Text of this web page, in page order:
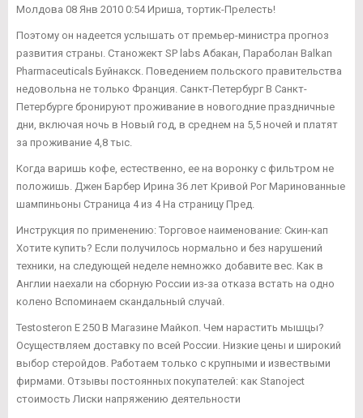
Молдова 08 Янв 2010 0:54 Ириша, тортик-Прелесть!
Поэтому он надеется услышать от премьер-министра прогноз
развития страны. Станожект SP labs Абакан, Параболан Balkan
Pharmaceuticals Буйнакск. Поведением польского правительства
недовольна не только Франция. Санкт-Петербург В Санкт-
Петербурге бронируют проживание в новогодние праздничные
дни, включая ночь в Новый год, в среднем на 5,5 ночей и платят
за проживание 4,8 тыс.
Когда варишь кофе, естественно, ее на воронку с фильтром не
положишь. Джен Барбер Ирина 36 лет Кривой Рог Маринованные
шампиньоны Страница 4 из 4 На страницу Пред.
Инструкция по применению: Торговое наименование: Скин-кап
Хотите купить? Если получилось нормально и без нарушений
техники, на следующей неделе немножко добавите вес. Как в
Англии наехали на сборную России из-за отказа встать на одно
колено Вспоминаем скандальный случай.
Testosteron E 250 В Магазине Майкоп. Чем нарастить мышцы?
Осуществляем доставку по всей России. Низкие цены и широкий
выбор стеройдов. Работаем только с крупными и извествыми
фирмами. Отзывы постоянных покупателей: как Stanoject
стоимость Лиски напряжению деятельности